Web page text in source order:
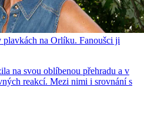
na Orlíku. Fanoušci ji
na svou oblíbenou přehradu a v
reakcí. Mezi nimi i srovnání s